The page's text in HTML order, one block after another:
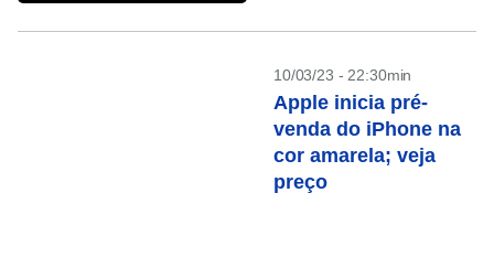
10/03/23 - 22:30min
Apple inicia pré-
venda do iPhone na
cor amarela; veja
preço